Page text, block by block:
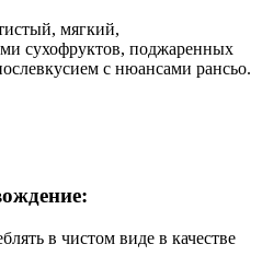
мягкий,
сухофруктов, поджаренных
с нюансами рансьо.
в чистом виде в качестве